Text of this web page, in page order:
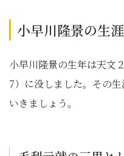
小早川隆景の生
小早川隆景の生年は天文
7）に没しました。その
いきましょう。